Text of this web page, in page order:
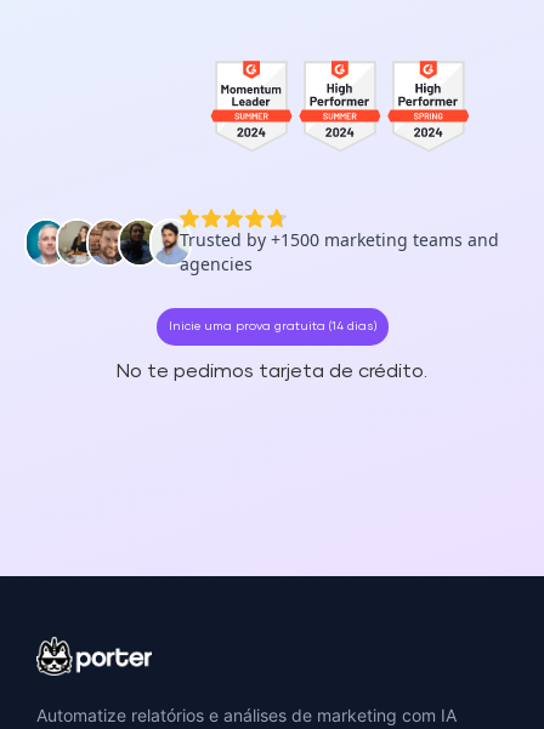
Inicie uma prova gratuita (14 dias)
No te pedimos tarjeta de crédito.
Automatize relatórios e análises de marketing com IA